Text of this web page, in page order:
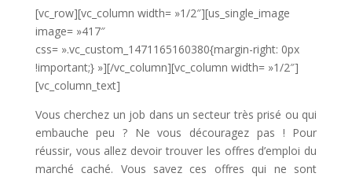
[vc_row][vc_column width= »1/2″][us_single_image
image= »417″
css= ».vc_custom_1471165160380{margin-right: 0px
!important;} »][/vc_column][vc_column width= »1/2″]
[vc_column_text]
Vous cherchez un job dans un secteur très prisé ou qui
embauche peu ? Ne vous découragez pas ! Pour
réussir, vous allez devoir trouver les offres d’emploi du
marché caché. Vous savez ces offres qui ne sont